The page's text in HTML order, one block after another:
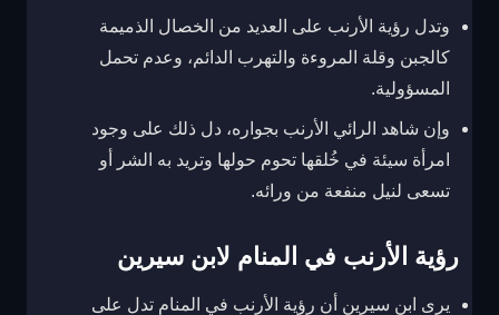
وتدل رؤية الأرنب على العديد من الخصال الذميمة
كالجبن وقلة المروءة والتهرب الدائم، وعدم تحمل
المسؤولية.
وإن شاهد الرائي الأرنب بجواره، دل ذلك على وجود
امرأة سيئة في خُلقها تحوم حولها وتريد به الشر أو
تسعى لنيل منفعة من ورائه.
رؤية الأرنب في المنام لابن سيرين
يرى ابن سيرين أن رؤية الأرنب في المنام تدل على